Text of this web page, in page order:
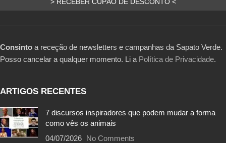
Consinto a receção de newsletters e campanhas da Sapato Verde.
Posso cancelar a qualquer momento. Li a Política de Privacidade.
ARTIGOS RECENTES
7 discursos inspiradores que podem mudar a forma
como vês os animais
04/07/2026 No Comments